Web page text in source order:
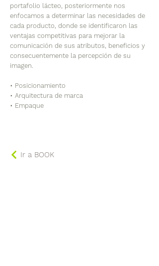
portafolio lácteo, posteriormente nos
enfocamos a determinar las necesidades de
cada producto, donde se identificaron las
ventajas competitivas para mejorar la
comunicación de sus atributos, beneficios y
consecuentemente la percepción de su
imagen.
• Posicionamiento
• Arquitectura de marca
• Empaque
Ir a BOOK